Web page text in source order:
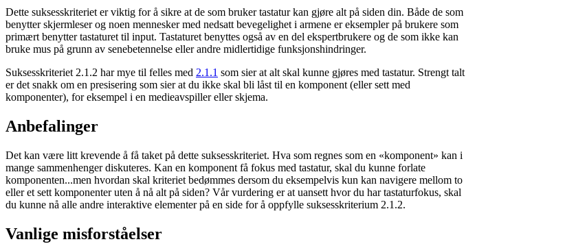
Dette suksesskriteriet er viktig for å sikre at de som bruker tastatur kan gjøre alt på siden din. Både de som
benytter skjermleser og noen mennesker med nedsatt bevegelighet i armene er eksempler på brukere som
primært benytter tastaturet til input. Tastaturet benyttes også av en del ekspertbrukere og de som ikke kan
bruke mus på grunn av senebetennelse eller andre midlertidige funksjonshindringer.
Suksesskriteriet 2.1.2 har mye til felles med 2.1.1 som sier at alt skal kunne gjøres med tastatur. Strengt talt
er det snakk om en presisering som sier at du ikke skal bli låst til en komponent (eller sett med
komponenter), for eksempel i en medieavspiller eller skjema.
Anbefalinger
Det kan være litt krevende å få taket på dette suksesskriteriet. Hva som regnes som en «komponent» kan i
mange sammenhenger diskuteres. Kan en komponent få fokus med tastatur, skal du kunne forlate
komponenten...men hvordan skal kriteriet bedømmes dersom du eksempelvis kun kan navigere mellom to
eller et sett komponenter uten å nå alt på siden? Vår vurdering er at uansett hvor du har tastaturfokus, skal
du kunne nå alle andre interaktive elementer på en side for å oppfylle suksesskriterium 2.1.2.
Vanlige misforståelser